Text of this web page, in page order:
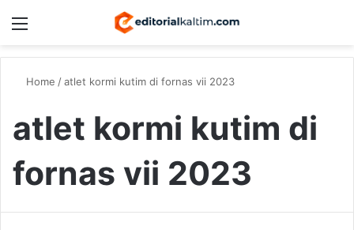
Home /atlet kormi kutim di fornas vii 2023
atlet kormi kutim di
fornas vii 2023